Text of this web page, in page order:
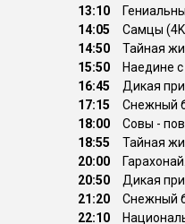
13:10
14:05
Самцы
14:50
Тайная
15:50
Наедине
16:45
Дикая
17:15
Снежный
18:00
Совы -
18:55
Тайная
20:00
20:50
Дикая
21:20
Снежный
22:10